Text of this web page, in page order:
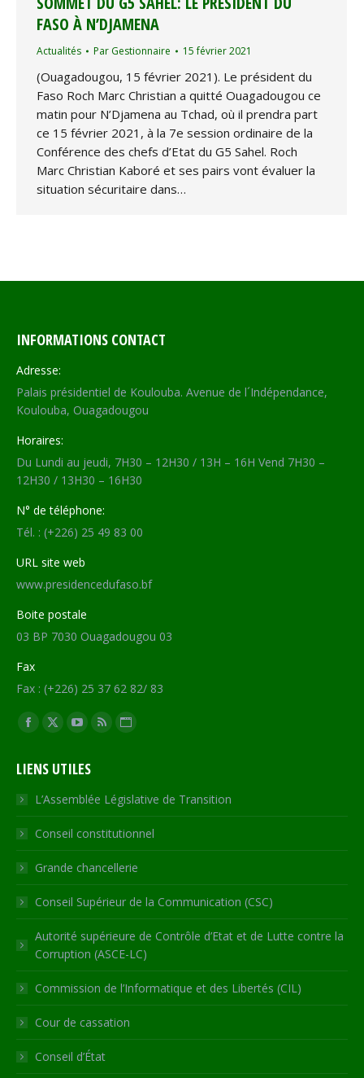
FASO À N’DJAMENA
Actualités Par Gestionnaire 15 février 2021
(Ouagadougou, 15 février 2021). Le président du
Faso Roch Marc Christian a quitté Ouagadougou ce
matin pour N’Djamena au Tchad, où il prendra part
ce 15 février 2021, à la 7e session ordinaire de la
Conférence des chefs d’Etat du G5 Sahel. Roch
Marc Christian Kaboré et ses pairs vont évaluer la
situation sécuritaire dans…
INFORMATIONS CONTACT
Adresse:
Palais présidentiel de Koulouba. Avenue de l´Indépendance,
Koulouba, Ouagadougou
Horaires:
Du Lundi au jeudi, 7H30 – 12H30 / 13H – 16H Vend 7H30 –
12H30 / 13H30 – 16H30
N° de téléphone:
Tél. : (+226) 25 49 83 00
URL site web
www.presidencedufaso.bf
Boite postale
03 BP 7030 Ouagadougou 03
Fax
Fax : (+226) 25 37 62 82/ 83
Trouvez nous sur :
Facebook
opens
in
new
window
X
opens
in
new
window
YouTube
opens
in
new
window
RSS
in
new
window
Site
opens
in
new
LIENS UTILES
L’Assemblée Législative de Transition
Conseil constitutionnel
Grande chancellerie
Conseil Supérieur de la Communication (CSC)
Autorité supérieure de Contrôle d’Etat et de Lutte contre la
Corruption (ASCE-LC)
Commission de l’Informatique et des Libertés (CIL)
Cour de cassation
Conseil d’État